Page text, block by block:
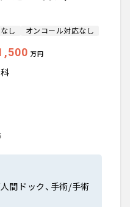
し オンコール対応なし
万円
間ドック、手術/手術